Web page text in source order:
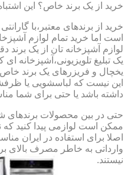
خرید از یک برند خاص؟ این اشتباه
خرید از برندهای معتبر،با
است اما خرید تمام لوازم
لوازم آشپزخانه تان از یک برند
یک تبلیغ تلویزیونی،آشپزخانه
یخچال و فریزرهای یک برند خاص
این نیست که لباسشویی یا
داشته باشد یا حتی برای شما
حتی در بین محصولات برندهای
ممکن است لوازمی پیدا کنید که
اصلا برای استفاده در ایران
وارداتی به خاطر مصرف بالای
نیستند.